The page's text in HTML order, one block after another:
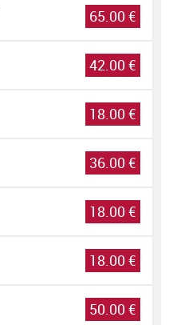
65.00 €
42.00 €
18.00 €
36.00 €
18.00 €
18.00 €
50.00 €